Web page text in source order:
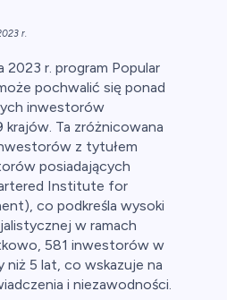
r.
2023 r. program Popular
pochwalić się ponad
inwestorów
Ta zróżnicowana
z tytułem
posiadających
Institute for
co podkreśla wysoki
w ramach
581 inwestorów w
niż 5 lat, co wskazuje na
i niezawodności.